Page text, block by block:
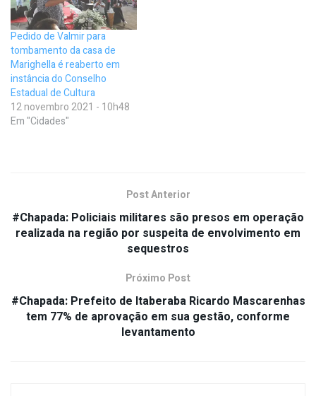
Pedido de Valmir para
tombamento da casa de
Marighella é reaberto em
instância do Conselho
Estadual de Cultura
12 novembro 2021 - 10h48
Em "Cidades"
Post Anterior
#Chapada: Policiais militares são presos em operação
realizada na região por suspeita de envolvimento em
sequestros
Próximo Post
#Chapada: Prefeito de Itaberaba Ricardo Mascarenhas
tem 77% de aprovação em sua gestão, conforme
levantamento